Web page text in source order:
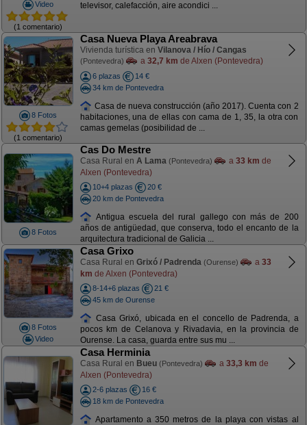
Video
(1 comentario)
televisor, calefacción, aire acondici ...
8 Fotos
(1 comentario)
Casa Nueva Playa Areabrava
Vivienda turística en Vilanova / Hío / Cangas
(Pontevedra) a 32,7 km de Alxen (Pontevedra)
6 plazas
14 €
34 km de Pontevedra
Casa de nueva construcción (año 2017). Cuenta con 2
habitaciones, una de ellas con cama de 1, 35, la otra con
camas gemelas (posibilidad de ...
8 Fotos
Cas Do Mestre
Casa Rural en A Lama (Pontevedra) a 33 km de
Alxen (Pontevedra)
10+4 plazas
20 €
20 km de Pontevedra
Antigua escuela del rural gallego con más de 200
años de antigüedad, que conserva, todo el encanto de la
arquitectura tradicional de Galicia ...
8 Fotos
Video
Casa Grixo
Casa Rural en Grixó / Padrenda (Ourense) a 33
km de Alxen (Pontevedra)
8-14+6 plazas
21 €
45 km de Ourense
Casa Grixó, ubicada en el concello de Padrenda, a
pocos km de Celanova y Rivadavia, en la provincia de
Ourense. La casa, guarda entre sus mu ...
Casa Herminia
Casa Rural en Bueu (Pontevedra) a 33,3 km de
Alxen (Pontevedra)
2-6 plazas
16 €
18 km de Pontevedra
Apartamento a 350 metros de la playa con vistas al